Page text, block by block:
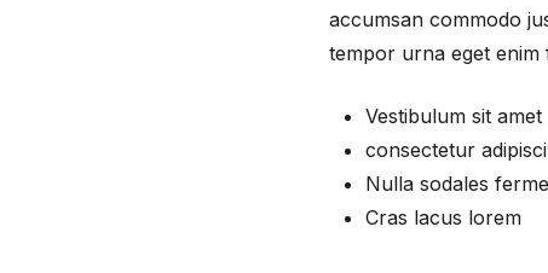
accumsan commodo
tempor urna eget enim
Vestibulum sit amet
consectetur
Nulla sodales
Cras lacus lorem